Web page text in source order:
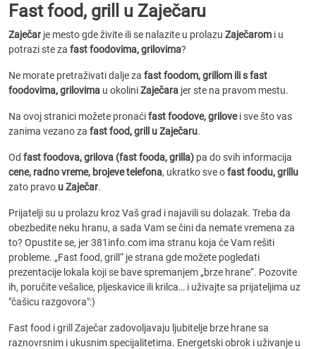
Fast food, grill u Zaječaru
Zaječar je mesto gde živite ili se nalazite u prolazu Zaječarom i u
potrazi ste za fast foodovima, grilovima?
Ne morate pretraživati dalje za fast foodom, grillom ili s fast
foodovima, grilovima u okoliniZaječara jer ste na pravom mestu.
Na ovoj stranici možete pronaćifast foodove, grilovei sve što vas
zanima vezano za fast food, grill u Zaječaru.
Od fast foodova, grilova (fast fooda, grilla) pa do svih informacija
cene, radno vreme, brojeve telefona, ukratko sve ofast foodu, grillu
zato pravo u Zaječar.
Prijatelji su u prolazu kroz Vaš grad i najavili su dolazak. Treba da
obezbedite neku hranu, a sada Vam se čini da nemate vremena za
to? Opustite se, jer 381info.com ima stranu koja će Vam rešiti
probleme. „Fast food, grill“ je strana gde možete pogledati
prezentacije lokala koji se bave spremanjem „brze hrane“. Pozovite
ih, poručite vešalice, pljeskavice ili krilca… i uživajte sa prijateljima uz
"čašicu razgovora":)
Fast food i grill Zaječar zadovoljavaju ljubitelje brze hrane sa
raznovrsnim i ukusnim specijalitetima. Energetski obrok i uživanje u